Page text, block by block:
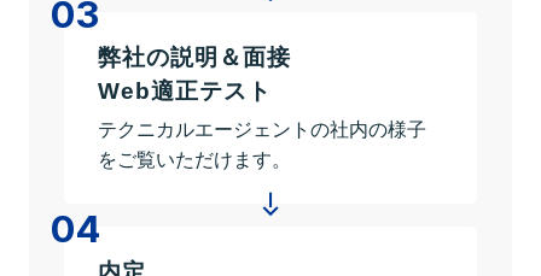
コーポレート部
Staff interview
テクニカルエージェントで働く意味
よくあるご質問
03
弊社の説明＆面接
Web適正テスト
テクニカルエージェントの社内の様子
をご覧いただけます。
04